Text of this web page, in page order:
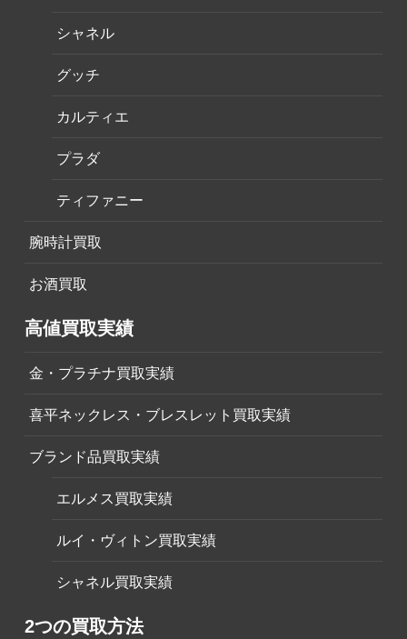
シャネル
グッチ
カルティエ
プラダ
ティファニー
腕時計買取
お酒買取
高値買取実績
金・プラチナ買取実績
喜平ネックレス・ブレスレット買取実績
ブランド品買取実績
エルメス買取実績
ルイ・ヴィトン買取実績
シャネル買取実績
2つの買取方法